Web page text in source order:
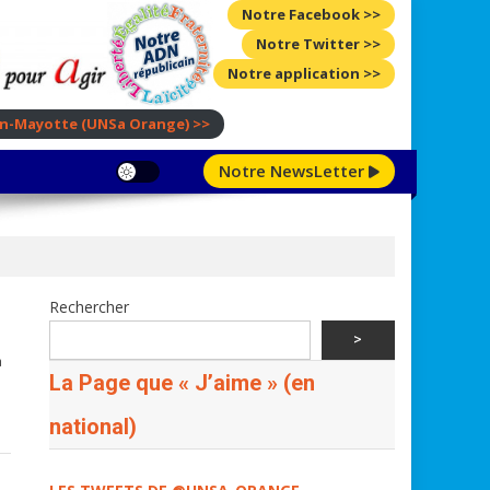
Notre Facebook >>
Notre Twitter >>
Notre application >>
Mayotte (UNSa Orange) >>
Notre NewsLetter
Rechercher
>
La Page que « J’aime » (en
national)